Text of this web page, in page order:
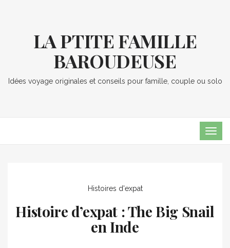
LA PTITE FAMILLE
BAROUDEUSE
Idées voyage originales et conseils pour famille, couple ou solo
Histoires d'expat
Histoire d’expat : The Big Snail
en Inde